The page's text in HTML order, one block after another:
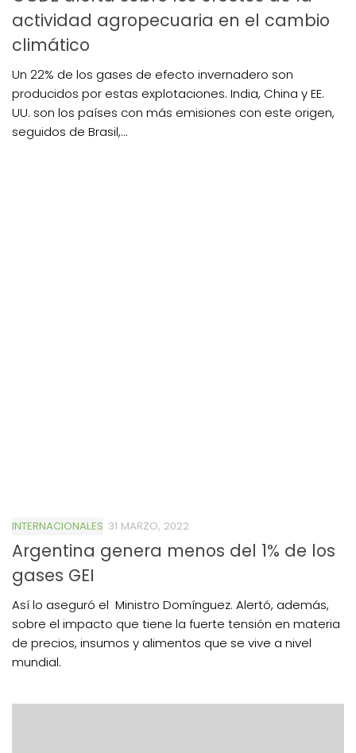
actividad agropecuaria en el cambio
climático
Un 22% de los gases de efecto invernadero son
producidos por estas explotaciones. India, China y EE.
UU. son los países con más emisiones con este origen,
seguidos de Brasil,...
INTERNACIONALES 31 MARZO, 2022
Argentina genera menos del 1% de los
gases GEI
Así lo aseguró el Ministro Domínguez. Alertó, además,
sobre el impacto que tiene la fuerte tensión en materia
de precios, insumos y alimentos que se vive a nivel
mundial.